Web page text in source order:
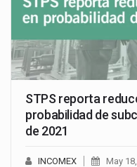
STPS reporta
probabilidad de
de 2021
INCOMEX May